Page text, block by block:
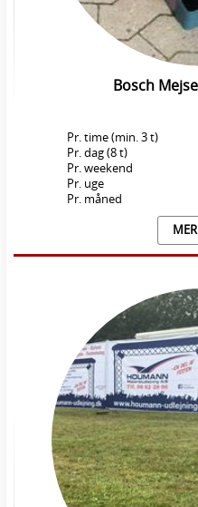
Bosch
Pr. time (min. 3 t)
Pr. dag (8 t)
Pr. weekend
Pr. uge
Pr. måned